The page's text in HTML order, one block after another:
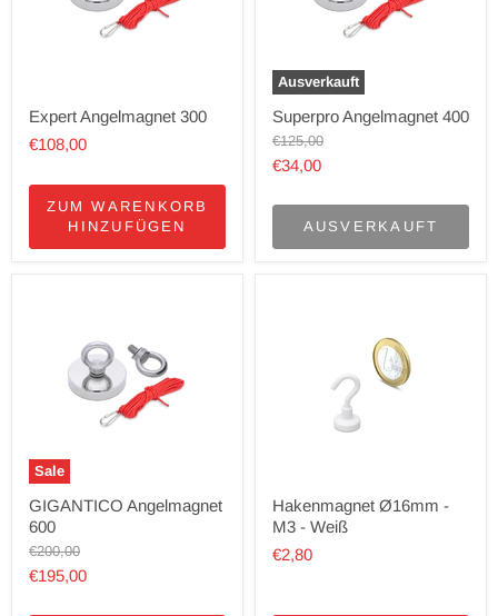
Expert Angelmagnet 300
€108,00
ZUM WARENKORB
HINZUFÜGEN
Ausverkauft
Superpro Angelmagnet 400
Ursprünglicher
Preis
€125,00
Aktueller
€34,00
AUSVERKAUFT
Sale
GIGANTICO Angelmagnet
600
Ursprünglicher
Preis
€200,00
Aktueller
€195,00
Hakenmagnet Ø16mm -
M3 - Weiß
€2,80